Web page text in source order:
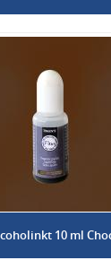
10 ml